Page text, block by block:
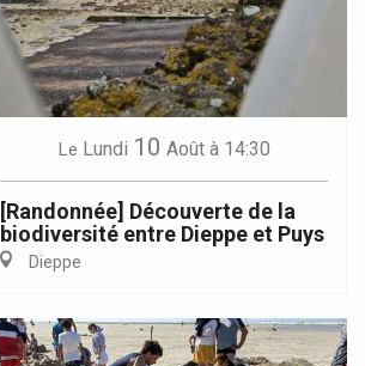
Le Lundi 10 Août à 14:30
[Randonnée] Découverte de la
biodiversité entre Dieppe et Puys
Dieppe